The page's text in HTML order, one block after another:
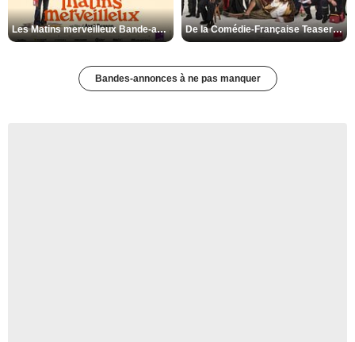
Les Matins merveilleux Bande-annonce VF De la Comédie-Française Teaser VF
Bandes-annonces à ne pas manquer